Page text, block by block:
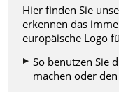
Hier finden Sie
erkennen das
europäische Logo
So benutzen Sie
machen oder